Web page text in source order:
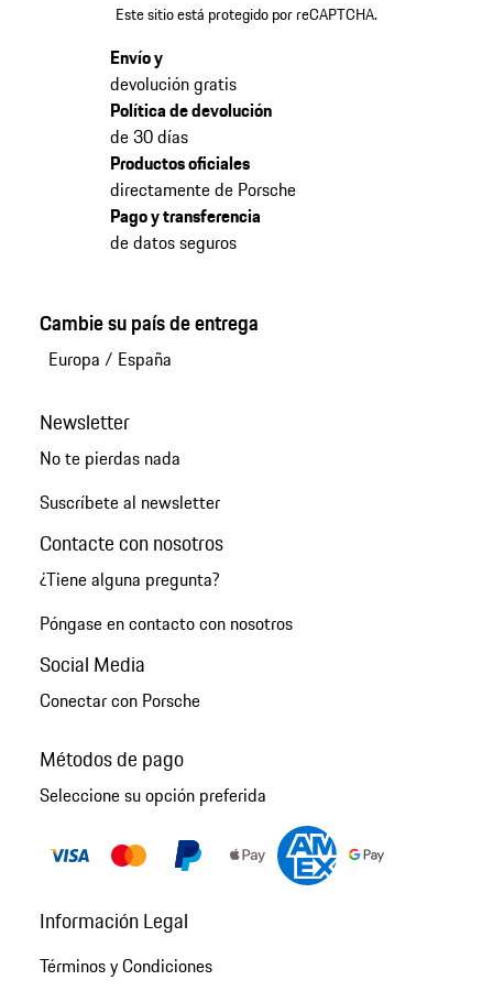
Este sitio está protegido por reCAPTCHA.
Envío y
devolución gratis
Política de devolución
de 30 días
Productos oficiales
directamente de Porsche
Pago y transferencia
de datos seguros
Cambie su país de entrega
Europa / España
Newsletter
No te pierdas nada
Suscríbete al newsletter
Contacte con nosotros
¿Tiene alguna pregunta?
Póngase en contacto con nosotros
Social Media
Conectar con Porsche
Métodos de pago
Seleccione su opción preferida
Información Legal
Términos y Condiciones